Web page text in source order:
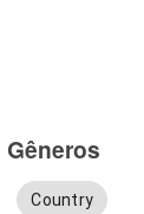
Gêneros
Country